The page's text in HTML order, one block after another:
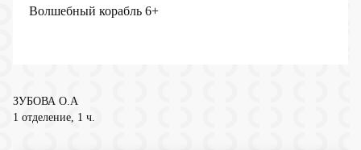
Волшебный корабль 6+
ЗУБОВА О.А
1 отделение, 1 ч.